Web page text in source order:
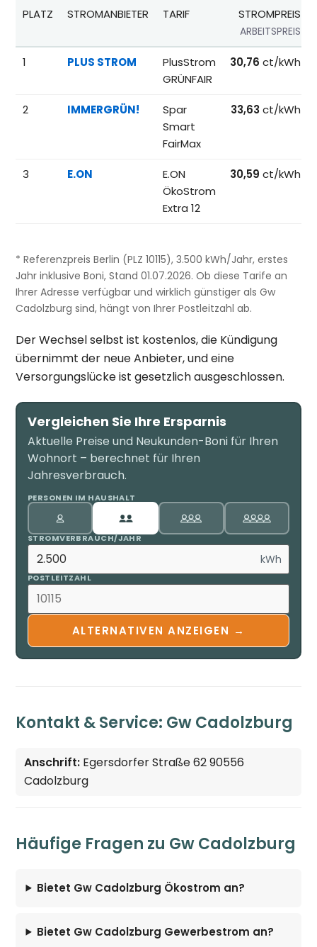
Beliebteste Tarife beim Anbieterwechsel;
PLATZ STROMANBIETER TARIF STROMPREIS
ARBEITSPREIS
1 PLUS STROM
PlusStrom
GRÜNFAIR
30,76 ct/kWh
2 IMMERGRÜN!
Spar
Smart
FairMax
33,63 ct/kWh
3 E.ON
E.ON
ÖkoStrom
Extra 12
30,59 ct/kWh
* Referenzpreis Berlin (PLZ 10115), 3.500 kWh/Jahr, erstes
Jahr inklusive Boni, Stand 01.07.2026. Ob diese Tarife an
Ihrer Adresse verfügbar und wirklich günstiger als Gw
Cadolzburg sind, hängt von Ihrer Postleitzahl ab.
Der Wechsel selbst ist kostenlos, die Kündigung
übernimmt der neue Anbieter, und eine
Versorgungslücke ist gesetzlich ausgeschlossen.
Vergleichen Sie Ihre Ersparnis
Aktuelle Preise und Neukunden-Boni für Ihren
Wohnort – berechnet für Ihren
Jahresverbrauch.
PERSONEN IM HAUSHALT
STROMVERBRAUCH/JAHR
kWh
POSTLEITZAHL
ALTERNATIVEN ANZEIGEN →
Kontakt & Service: Gw Cadolzburg
Anschrift: Egersdorfer Straße 62 90556
Cadolzburg
Häufige Fragen zu Gw Cadolzburg
Bietet Gw Cadolzburg Ökostrom an?
Bietet Gw Cadolzburg Gewerbestrom an?